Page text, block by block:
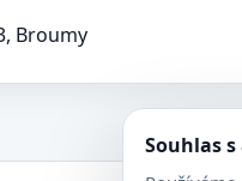
Broumy
Souhlas